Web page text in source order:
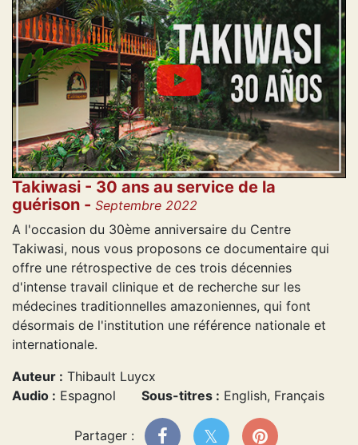
Takiwasi - 30 ans au service de la
guérison - Septembre 2022
A l'occasion du 30ème anniversaire du Centre
Takiwasi, nous vous proposons ce documentaire qui
offre une rétrospective de ces trois décennies
d'intense travail clinique et de recherche sur les
médecines traditionnelles amazoniennes, qui font
désormais de l'institution une référence nationale et
internationale.
Auteur : Thibault Luycx
Audio : Espagnol Sous-titres : English, Français
Partager :